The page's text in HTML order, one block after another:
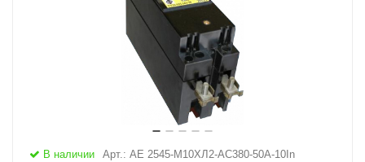
В наличии Арт.: АЕ 2545-М10ХЛ2-AC380-50А-10In